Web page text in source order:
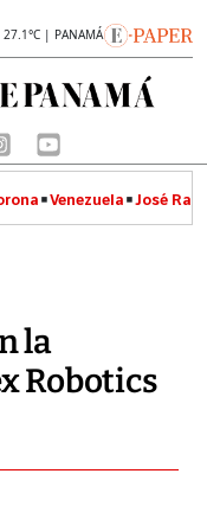
27.1°C | PANAMÁ
Venezuela José
la
Robotics